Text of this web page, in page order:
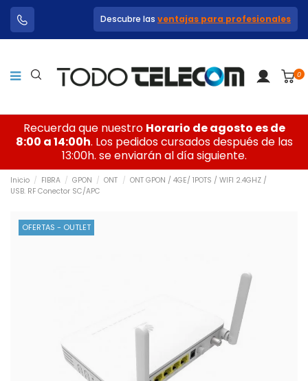
Descubre las ventajas para profesionales
0
Recuerda que nuestro Horario de agosto es de
8:00 a 14:00h. Los pedidos cursados después de las
13:00h. se enviarán al día siguiente.
Inicio FIBRA GPON ONT
ONT GPON / 4GE/ 1POTS / WIFI 2.4GHZ /
USB. RF Conector SC/APC
OFERTAS - OUTLET